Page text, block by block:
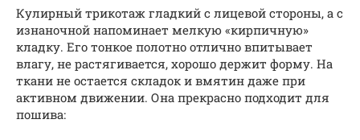
Кулирный трикотаж гладкий с лицевой стороны, а с
изнаночной напоминает мелкую «кирпичную»
кладку. Его тонкое полотно отлично впитывает
влагу, не растягивается, хорошо держит форму. На
ткани не остается складок и вмятин даже при
активном движении. Она прекрасно подходит для
пошива: